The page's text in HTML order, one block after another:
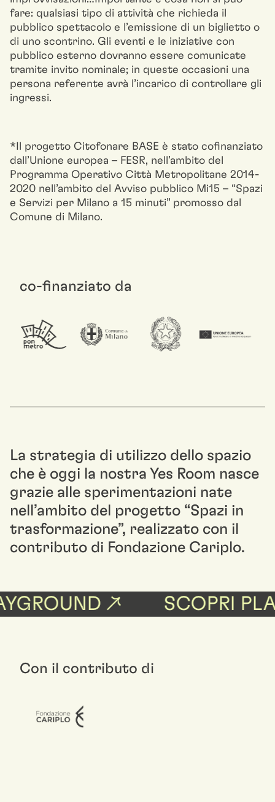
fare: qualsiasi tipo di attività che richieda il
pubblico spettacolo e l’emissione di un biglietto o
di uno scontrino. Gli eventi e le iniziative con
pubblico esterno dovranno essere comunicate
tramite invito nominale; in queste occasioni una
persona referente avrà l’incarico di controllare gli
ingressi.
*Il progetto Citofonare BASE è stato cofinanziato
dall’Unione europea – FESR, nell’ambito del
Programma Operativo Città Metropolitane 2014-
2020 nell’ambito del Avviso pubblico Mi15 – “Spazi
e Servizi per Milano a 15 minuti” promosso dal
Comune di Milano.
co-finanziato da
La strategia di utilizzo dello spazio
che è oggi la nostra Yes Room nasce
grazie alle sperimentazioni nate
nell’ambito del progetto “Spazi in
trasformazione”, realizzato con il
contributo di Fondazione Cariplo.
↗ SCOPRI
Con il contributo di